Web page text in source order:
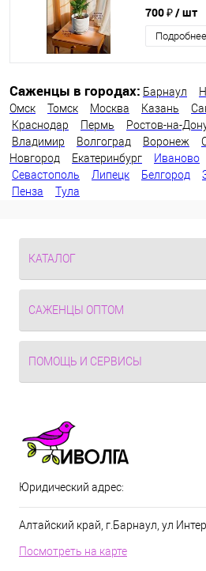
700 ₽/ шт
Подробнее
Саженцы в городах: Барнаул
Омск
Томск Москва Казань
Краснодар
Пермь Ростов-на-
Владимир
Волгоград Воронеж
Новгород
Екатеринбург Иваново
Севастополь
Липецк Белгород
Пенза
Тула
КАТАЛОГ
САЖЕНЦЫ ОПТОМ
ПОМОЩЬ И СЕРВИСЫ
Юридический адрес:
Алтайский край, г.Барнаул, ул
Посмотреть на карте